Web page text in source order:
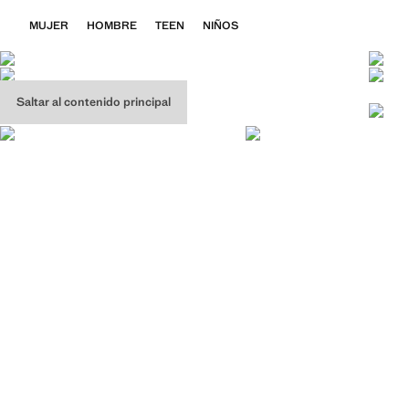
Saltar al contenido principal
MUJER HOMBRE TEEN NIÑOS